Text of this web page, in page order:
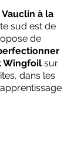
à la
sud est de
de
Wingfoil sur
dans les